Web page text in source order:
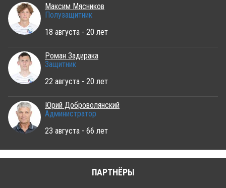
Максим Мясников
Полузащитник
18 августа - 20 лет
Роман Задирака
Защитник
22 августа - 20 лет
Юрий Доброволянский
Администратор
23 августа - 66 лет
ПАРТНЁРЫ